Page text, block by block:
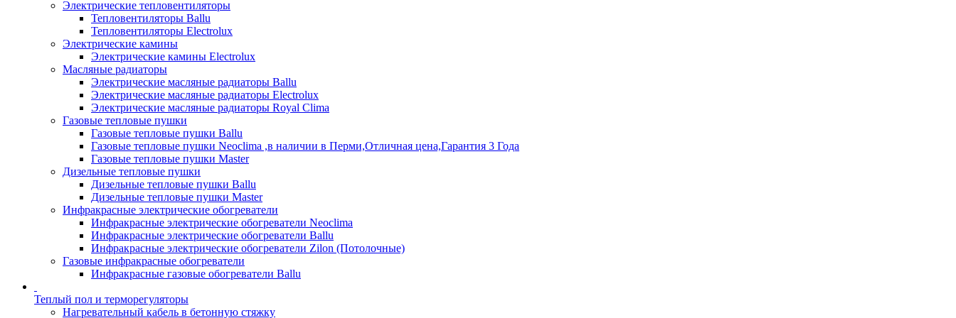
Электрические тепловентиляторы
Тепловентиляторы Ballu
Тепловентиляторы Electrolux
Электрические камины
Электрические камины Electrolux
Масляные радиаторы
Электрические масляные радиаторы Ballu
Электрические масляные радиаторы Electrolux
Электрические масляные радиаторы Royal Clima
Газовые тепловые пушки
Газовые тепловые пушки Ballu
Газовые тепловые пушки Neoclima ,в наличии в Перми,Отличная цена,Гарантия 3 Года
Газовые тепловые пушки Master
Дизельные тепловые пушки
Дизельные тепловые пушки Ballu
Дизельные тепловые пушки Master
Инфракрасные электрические обогреватели
Инфракрасные электрические обогреватели Neoclima
Инфракрасные электрические обогреватели Ballu
Инфракрасные электрические обогреватели Zilon (Потолочные)
Газовые инфракрасные обогреватели
Инфракрасные газовые обогреватели Ballu
Теплый пол и терморегуляторы
Нагревательный кабель в бетонную стяжку